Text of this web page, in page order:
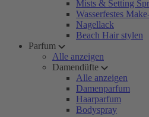
Mists & Setting
Wasserfestes
Nagellack
Beach Hair stylen
Parfum
Alle anzeigen
Damendüfte
Alle anzeigen
Damenparfum
Haarparfum
Bodyspray